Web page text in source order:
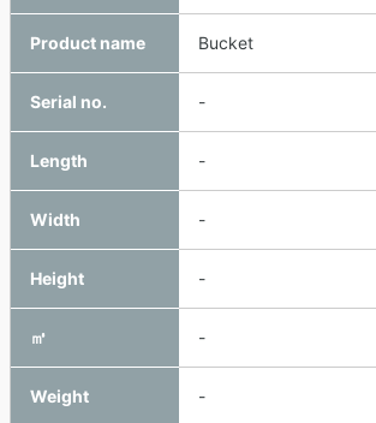
Product name Bucket
Serial no. -
Length -
Width -
Height -
㎥ -
Weight -